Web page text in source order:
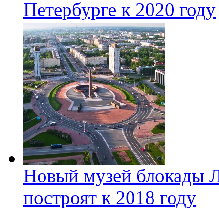
Петербурге к 2020 году
Новый музей блокады
построят к 2018 году